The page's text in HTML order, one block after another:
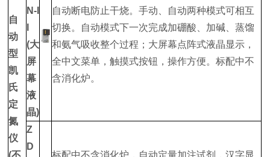
自
动
型
凯
氏
定
氮
仪
(不
N-I
(大
屏
幕
液
晶)
自动断电防止干烧。手动、自动两种模式可相互
切换。自动模式下一次完成加硼酸、加碱、蒸馏
和氨气吸收整个过程；大屏幕点阵式液晶显示，
全中文菜单，触摸式按钮，操作方便。标配中不
含消化炉。
Z
D
标配中不含消化炉，自动定量加注试剂，汉字显